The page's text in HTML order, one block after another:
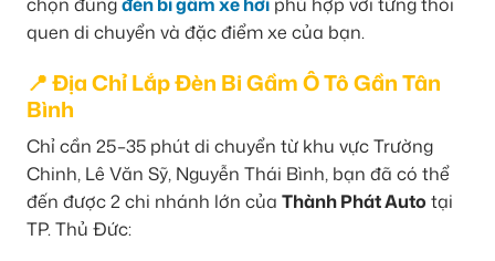
quen di chuyển và đặc điểm xe của bạn.
📍 Địa Chỉ Lắp Đèn Bi Gầm Ô Tô Gần Tân
Bình
Chỉ cần 25–35 phút di chuyển từ khu vực Trường
Chinh, Lê Văn Sỹ, Nguyễn Thái Bình, bạn đã có thể
đến được 2 chi nhánh lớn của Thành Phát Auto tại
TP. Thủ Đức: